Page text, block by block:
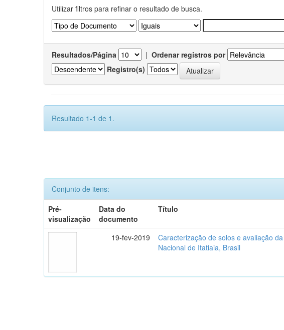
Utilizar filtros para refinar o resultado de busca.
Resultados/Página | Ordenar registros por
Registro(s)
Resultado 1-1 de 1.
Conjunto de itens:
Pré-
visualização
Data do
documento
Título
19-fev-2019
Caracterização de solos e avaliação
Nacional de Itatiaia, Brasil